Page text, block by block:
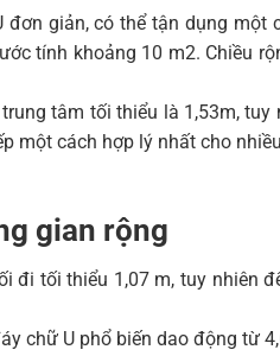
giản, có thể tận dụng
tính khoảng 10 m2. Chiều
tâm tối thiểu là 1,53m,
một cách hợp lý nhất cho
gian rộng
đi tối thiểu 1,07 m, tuy nhiên
chữ U phổ biến dao động từ